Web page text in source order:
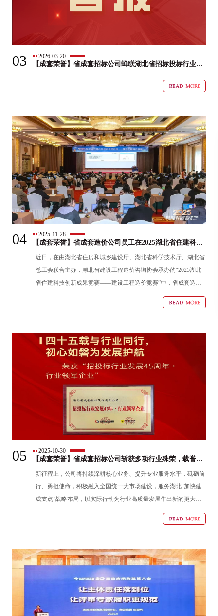
03 2026-03-20
【成套荣誉】省成套招标公司蝉联湖北省招标投标行业
04 2025-11-28
【成套荣誉】省成套造价公司员工在2025湖北省住建科技
近日，在由湖北省住房和城乡建设厅、湖北省科学技术厅、湖北省
总工会联合主办，湖北省建设工程造价咨询协会承办的“2025湖北
省住建科技创新成果竞赛——建设工程造价竞赛”中，省成套造价
公司三名业务骨干斩获佳绩。蒋炜荣获个人赛一等奖，并被授
予“青年工匠奖”；邓伟、黄磊同时获得个人赛三等奖。
05 2025-10-30
【成套荣誉】省成套招标公司斩获多项行业殊荣，载誉前
新征程上，公司将持续深耕核心业务、提升专业服务水平，砥砺前
行、勇担使命，积极融入全国统一大市场建设，服务湖北“加快建
成支点”战略布局，以实际行动为行业高质量发展作出新的更大贡